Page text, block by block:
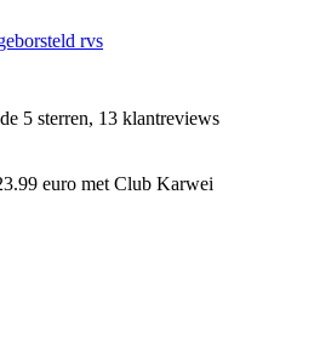
rvs
5 sterren, 13 klantreviews
euro met Club Karwei